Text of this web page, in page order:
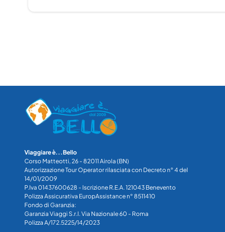
Viaggiare è...Bello
Corso Matteotti, 26 - 82011 Airola (BN)
Autorizzazione Tour Operator rilasciata con Decreto n° 4 del
14/01/2009
P.Iva 01437600628 - Iscrizione R.E.A. 121043 Benevento
Polizza Assicurativa EuropAssistance n° 8511410
Fondo di Garanzia:
Garanzia Viaggi S.r.l. Via Nazionale 60 - Roma
Polizza A/172.5225/14/2023